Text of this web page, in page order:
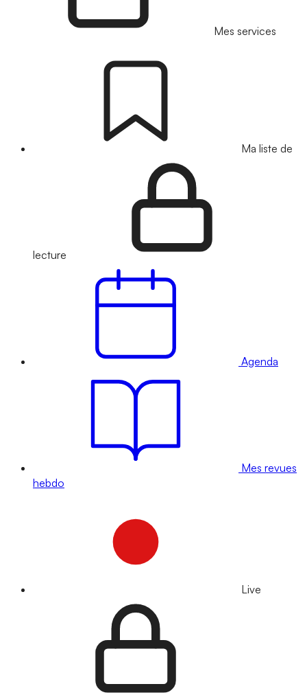
Mes services
Ma liste de
lecture
Agenda
Mes revues
hebdo
Live